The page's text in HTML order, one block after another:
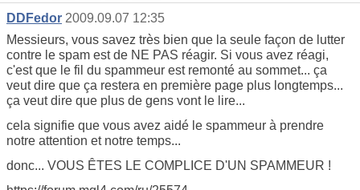
DDFedor 2009.09.07 12:35
Messieurs, vous savez très bien que la seule façon de lutter
contre le spam est de NE PAS réagir. Si vous avez réagi,
c'est que le fil du spammeur est remonté au sommet... ça
veut dire que ça restera en première page plus longtemps...
ça veut dire que plus de gens vont le lire...
cela signifie que vous avez aidé le spammeur à prendre
notre attention et notre temps...
donc... VOUS ÊTES LE COMPLICE D'UN SPAMMEUR !